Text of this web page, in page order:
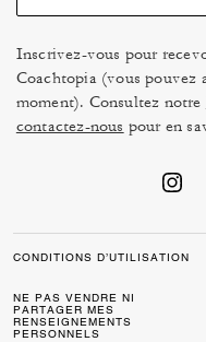
Inscrivez-vous pour
Coachtopia (vous pouvez
moment). Consultez notre
contactez-nous pour en
CONDITIONS D’UTILISATION
NE PAS VENDRE NI
PARTAGER MES
RENSEIGNEMENTS
PERSONNELS